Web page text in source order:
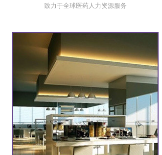
致力于全球医药人力资源服务